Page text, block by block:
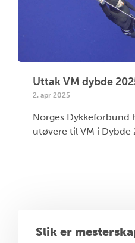
Uttak VM dybde
2. apr 2025
Norges Dykkeforbund
utøvere til VM i Dybde
Slik er